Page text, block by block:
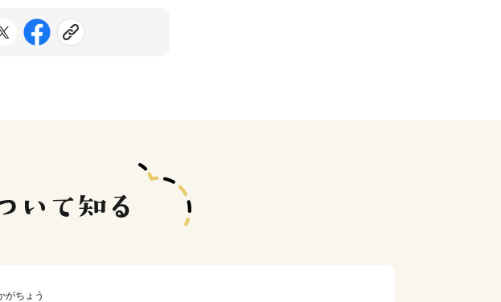
がちょう